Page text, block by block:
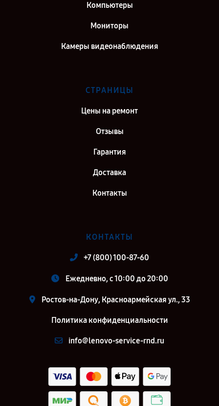
Компьютеры
Мониторы
Камеры видеонаблюдения
СТРАНИЦЫ
Цены на ремонт
Отзывы
Гарантия
Доставка
Контакты
КОНТАКТЫ
+7 (800) 100-87-60
Ежедневно, с 10:00 до 20:00
Ростов-на-Дону, Красноармейская ул., 33
Политика конфиденциальности
info@lenovo-service-rnd.ru